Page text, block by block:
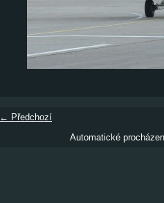
← Předchozí
Automatické